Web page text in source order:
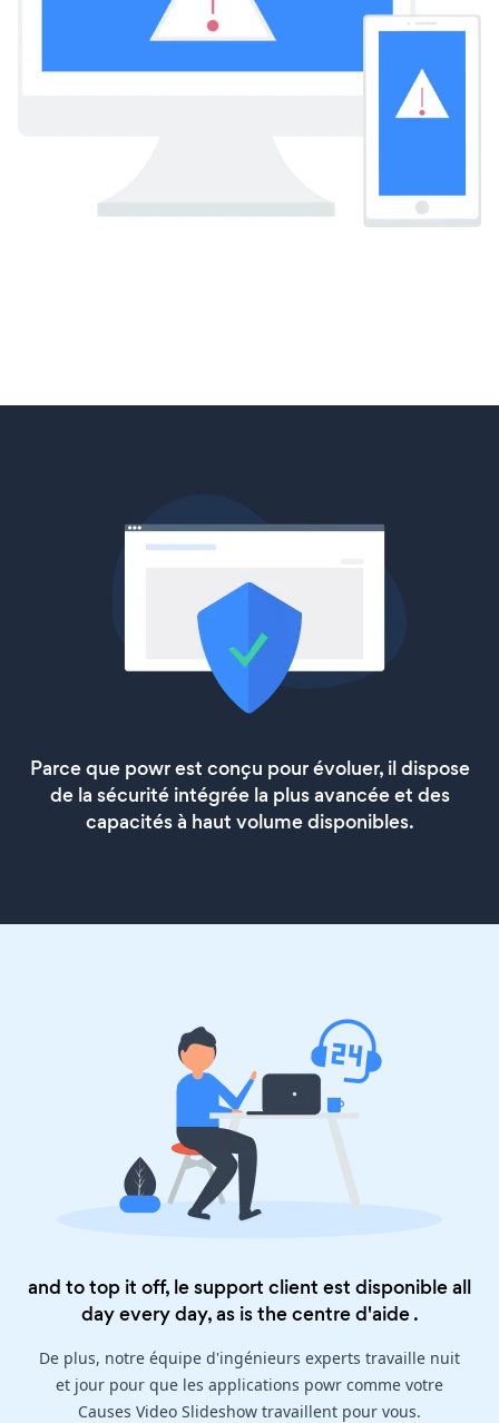
Parce que powr est conçu pour évoluer, il dispose
de la sécurité intégrée la plus avancée et des
capacités à haut volume disponibles.
and to top it off, le support client est disponible all
day every day, as is thecentre d'aide.
De plus, notre équipe d'ingénieurs experts travaille nuit
et jour pour que les applications powr comme votre
Causes Video Slideshow travaillent pour vous.